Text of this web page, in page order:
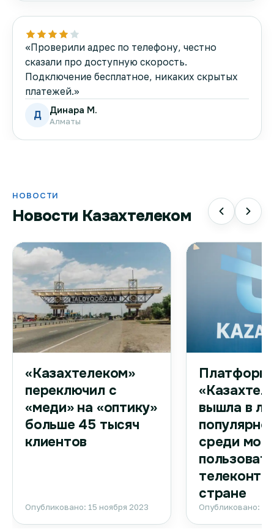
«Проверили адрес по телефону, честно
сказали про доступную скорость.
Подключение бесплатное, никаких скрытых
платежей.»
Д Динара М.
Алматы
НОВОСТИ
Новости Казахтелеком
«Казахтелеком»
переключил с
«меди» на «оптику»
больше 45 тысяч
клиентов
Опубликовано: 15 ноября 2023
вышла в
среди
стране
Опубликовано: 15